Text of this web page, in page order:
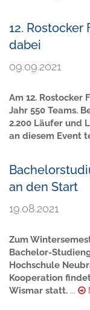
12. Rostocker
dabei
09.09.2021
Am 12.
Jahr 550 Teams.
2.200 Läufer und
an diesem Event
an den Start
19.08.2021
Zum
Bachelor-
Hochschule
Kooperation
Wismar statt. ...